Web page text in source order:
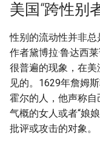
美国“跨性别
性别的流动性并非
作者黛博拉·鲁达西
很普遍的现象，在
见的。1629年詹姆
霍尔的人，他声称
气概的女人或者“娘
批评或攻击的对象。